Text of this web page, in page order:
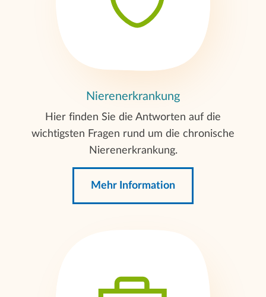
Nierenerkrankung
Hier finden Sie die Antworten auf die
wichtigsten Fragen rund um die chronische
Nierenerkrankung.
Mehr Information